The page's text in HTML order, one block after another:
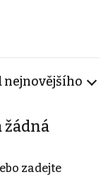
nejnovějšího
žádná
zadejte